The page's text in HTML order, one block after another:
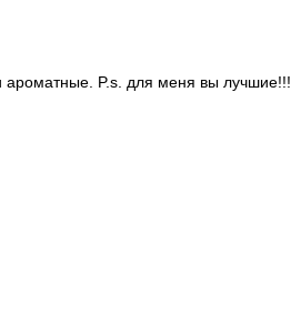
ароматные. P.s. для меня вы лучшие!!!